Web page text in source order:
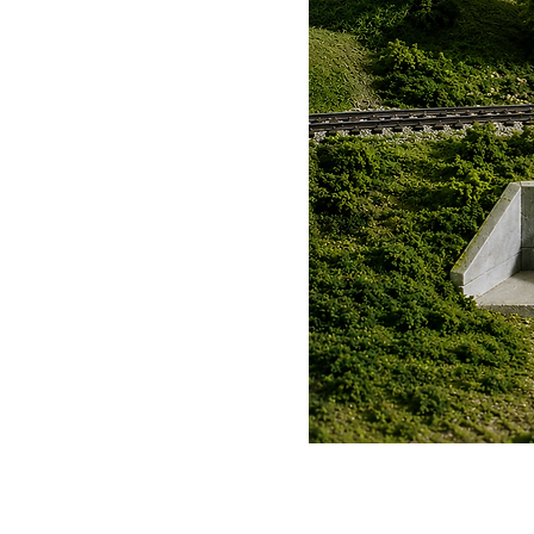
wyschnięciu.
Czas schnięcia
Połysk: 1-2 godziny
Matowy i satynowy: 20-40
twardym wyschnięciu
Metaliki: twardo schną w ok.
różnić w zależności od
malowanie: minimum 6
Jak czyścić
Pędzle: użyj
Aerograf: dokładnie spłukać
Humbrol. Produkt jest trwały